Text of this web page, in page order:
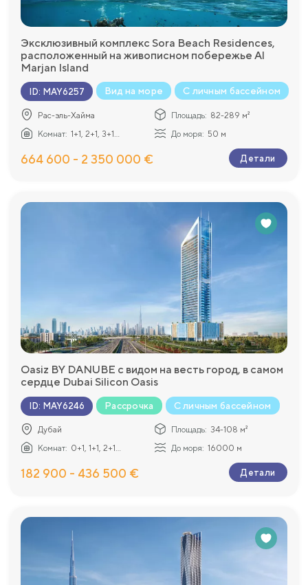
Эксклюзивный комплекс Sora Beach Residences,
расположенный на живописном побережье Al
Marjan Island
ID: MAY6257 Вид на море С личным бассейном
Рас-эль-Хайма Площадь: 82-289 м²
Комнат: 1+1, 2+1, 3+1... До моря: 50 м
664 600 - 2 350 000 € Детали
Oasiz BY DANUBE с видом на весть город, в самом
сердце Dubai Silicon Oasis
ID: MAY6246 Рассрочка С личным бассейном
Дубай Площадь: 34-108 м²
Комнат: 0+1, 1+1, 2+1... До моря: 16000 м
182 900 - 436 500 € Детали